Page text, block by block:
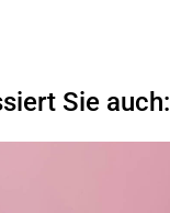
Sie auch: